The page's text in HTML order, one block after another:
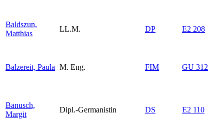
Baldszun,
Matthias
LL.M. DP E2 208
Balzereit, Paula M. Eng. FIM GU 312
Banusch,
Margit
Dipl.-Germanistin DS E2 110